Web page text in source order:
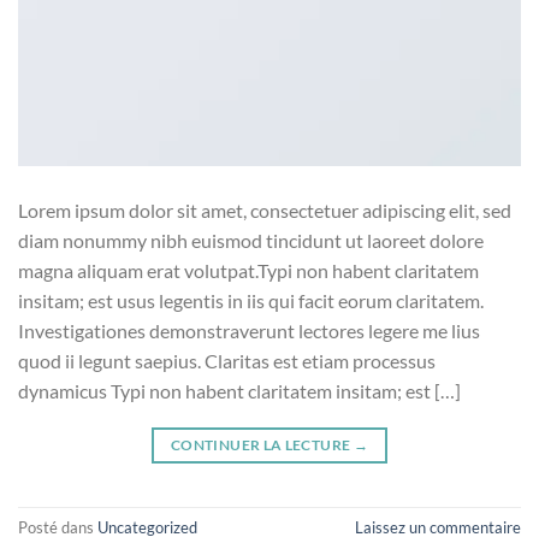
Lorem ipsum dolor sit amet, consectetuer adipiscing elit, sed
diam nonummy nibh euismod tincidunt ut laoreet dolore
magna aliquam erat volutpat.Typi non habent claritatem
insitam; est usus legentis in iis qui facit eorum claritatem.
Investigationes demonstraverunt lectores legere me lius
quod ii legunt saepius. Claritas est etiam processus
dynamicus Typi non habent claritatem insitam; est […]
CONTINUER LA LECTURE →
Posté dans Uncategorized Laissez un commentaire